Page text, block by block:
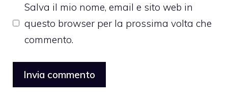
Salva il mio nome, email e sito web in
questo browser per la prossima volta che
commento.